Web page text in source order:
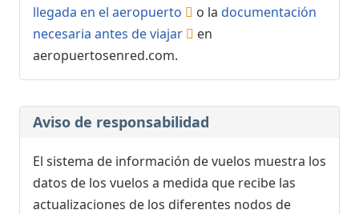
llegada en el aeropuerto
o la documentación
necesaria antes de viajar
en
aeropuertosenred.com.
Aviso de responsabilidad
El sistema de información de vuelos muestra los
datos de los vuelos a medida que recibe las
actualizaciones de los diferentes nodos de